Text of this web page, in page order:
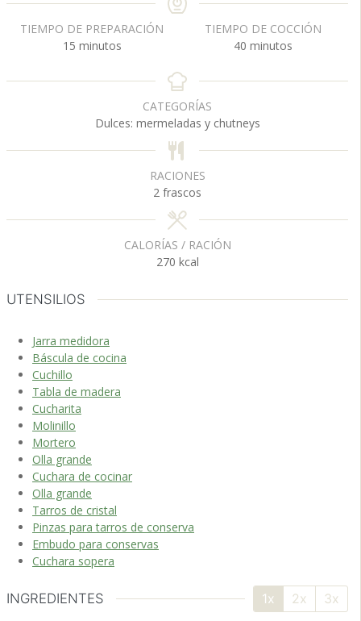
TIEMPO DE PREPARACIÓN
15m
n
s
minutos
TIEMPO DE COCCIÓN
40m
n
o
s
minutos
CATEGORÍAS
Dulces: mermeladas y chutneys
RACIONES
2 frascos
CALORÍAS / RACIÓN
270 kcal
UTENSILIOS
Jarra medidora
Báscula de cocina
Cuchillo
Tabla de madera
Cucharita
Molinillo
Mortero
Olla grande
Cuchara de cocinar
Olla grande
Tarros de cristal
Pinzas para tarros de conserva
Embudo para conservas
Cuchara sopera
INGREDIENTES 1x 2x 3x